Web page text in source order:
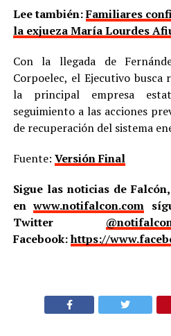
Lee también:Familiares
la exjueza María Lourdes
Con la llegada de
Corpoelec, el Ejecutivo busca
la principal empresa
seguimiento a las acciones
de recuperación del sistema
Fuente: Versión Final
Sigue las noticias de
enwww.notifalcon.com
Twitter
Facebook:https://